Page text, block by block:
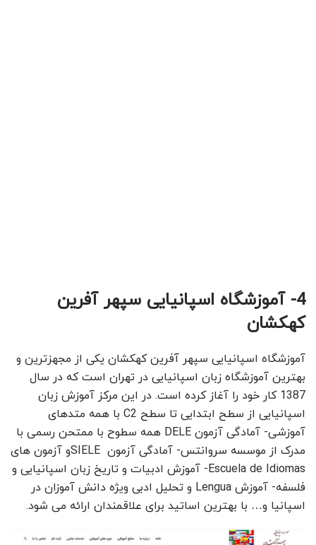
4- آموزشگاه اسپانیایی سپهر آفرین
کهکشان
آموزشگاه اسپانیایی سپهر آفرین کهکشان یکی از مجهزترین و
بهترین آموزشگاه زبان اسپانیایی در تهران است که در سال
1387 کار خود را آغاز کرده است. در این مرکز آموزش زبان
اسپانیایی از سطح ابتدایی تا سطح C2 با همه متدهای
آموزشی- آمادگی آزمون DELE همه سطوح با ممتحن رسمی با
مدرک از موسسه سروانتس- آمادگی آزمون SIELEو آزمون های
Escuela de Idiomas- آموزش ادبیات و تاریخ زبان اسپانیایی و
فلسفه- آموزش Lengua و تحلیل ادبی ویژه دانش آموزان در
اسپانیا و… با بهترین اساتید برای علاقمندان ارائه می شود.